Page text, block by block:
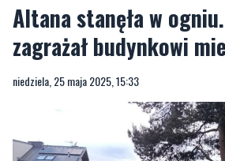
Altana stanęła w
zagrażał budynkowi
niedziela, 25 maja 2025, 15:33